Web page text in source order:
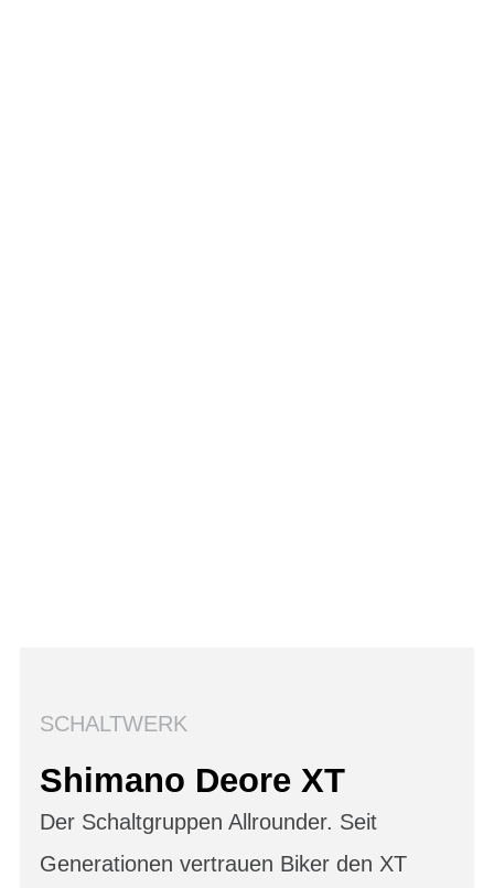
SCHALTWERK
Shimano Deore XT
Der Schaltgruppen Allrounder. Seit
Generationen vertrauen Biker den XT